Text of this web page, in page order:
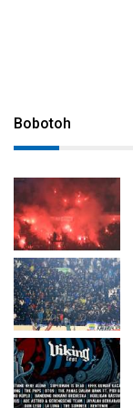
Bobotoh